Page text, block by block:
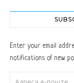
Enter your email
notifications of new